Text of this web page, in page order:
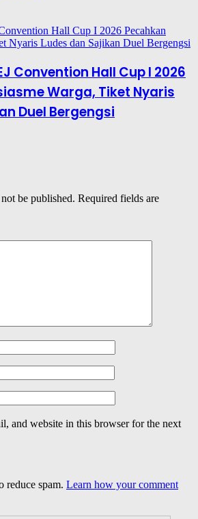
Convention Hall Cup I 2026
Warga, Tiket Nyaris
Duel Bergengsi
be published. Required fields are
and website in this browser for the next
reduce spam. Learn how your comment